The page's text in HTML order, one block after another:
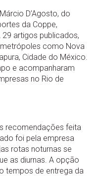
D’Agosto, do
da Coppe,
artigos publicados,
como Nova
Cidade do México.
e acompanharam
no Rio de
recomendações feita
foi pela empresa
rotas noturnas se
as diurnas. A opção
tempos de entrega da